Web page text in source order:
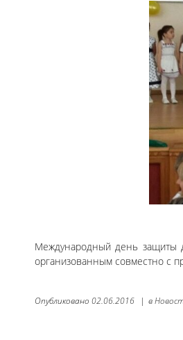
Международный день защиты
организованным совместно с
Опубликовано 02.06.2016 | в